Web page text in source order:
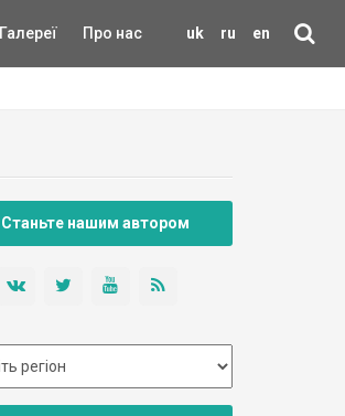
uk ru en
Галереї Про нас
Станьте нашим автором